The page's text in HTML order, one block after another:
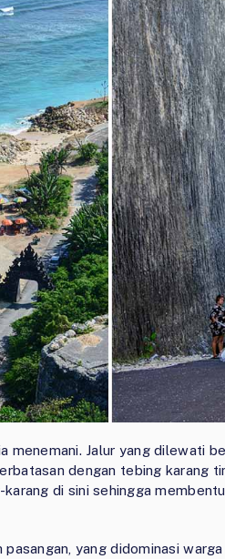
Jalur yang dilewati
dengan tebing karang
di sini sehingga
yang didominasi